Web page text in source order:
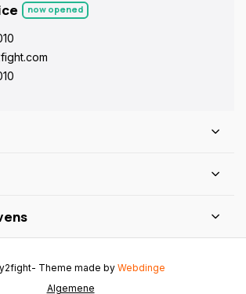
now opened
Algemene
- Theme made by Webdinge